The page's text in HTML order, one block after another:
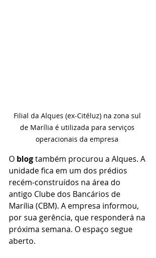
Filial da Alques (ex-Citéluz) na zona sul
de Marília é utilizada para serviços
operacionais da empresa
O blog também procurou a Alques. A
unidade fica em um dos prédios
recém-construídos na área do
antigo Clube dos Bancários de
Marília (CBM). A empresa informou,
por sua gerência, que responderá na
próxima semana. O espaço segue
aberto.